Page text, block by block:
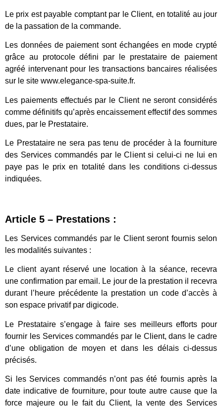
Le prix est payable comptant par le Client, en totalité au jour
de la passation de la commande.
Les données de paiement sont échangées en mode crypté
grâce au protocole défini par le prestataire de paiement
agréé intervenant pour les transactions bancaires réalisées
sur le site www.elegance-spa-suite.fr.
Les paiements effectués par le Client ne seront considérés
comme définitifs qu’après encaissement effectif des sommes
dues, par le Prestataire.
Le Prestataire ne sera pas tenu de procéder à la fourniture
des Services commandés par le Client si celui-ci ne lui en
paye pas le prix en totalité dans les conditions ci-dessus
indiquées.
Article 5 – Prestations :
Les Services commandés par le Client seront fournis selon
les modalités suivantes :
Le client ayant réservé une location à la séance, recevra
une confirmation par email. Le jour de la prestation il recevra
durant l’heure précédente la prestation un code d’accès à
son espace privatif par digicode.
Le Prestataire s’engage à faire ses meilleurs efforts pour
fournir les Services commandés par le Client, dans le cadre
d’une obligation de moyen et dans les délais ci-dessus
précisés.
Si les Services commandés n’ont pas été fournis après la
date indicative de fourniture, pour toute autre cause que la
force majeure ou le fait du Client, la vente des Services